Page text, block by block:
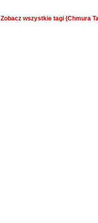
Zobacz wszystkie tagi (Chmura